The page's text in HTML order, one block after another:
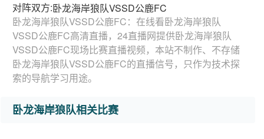
对阵双方:卧龙海岸狼队VSSD公鹿FC
卧龙海岸狼队VSSD公鹿FC：在线看卧龙海岸狼队
VSSD公鹿FC高清直播，24直播网提供卧龙海岸狼队
VSSD公鹿FC现场比赛直播视频，本站不制作、不存储
卧龙海岸狼队VSSD公鹿FC的直播信号，只作为技术探
索的导航学习用途。
卧龙海岸狼队相关比赛